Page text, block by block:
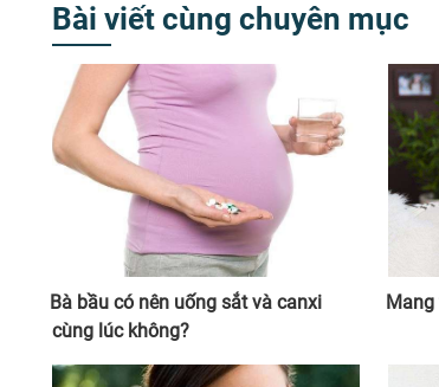
Bài viết cùng chuyên mục
Bà bầu có nên uống sắt và canxi
cùng lúc không?